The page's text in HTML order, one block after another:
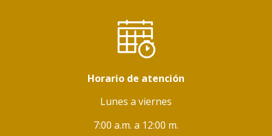
Horario de atención
Lunes a viernes
7:00 a.m. a 12:00 m.